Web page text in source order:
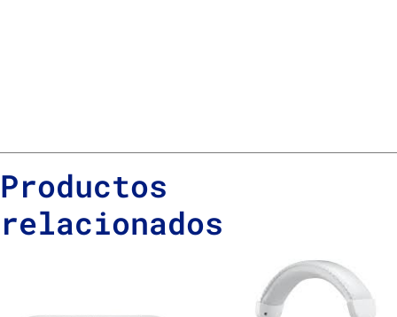
Productos
relacionados